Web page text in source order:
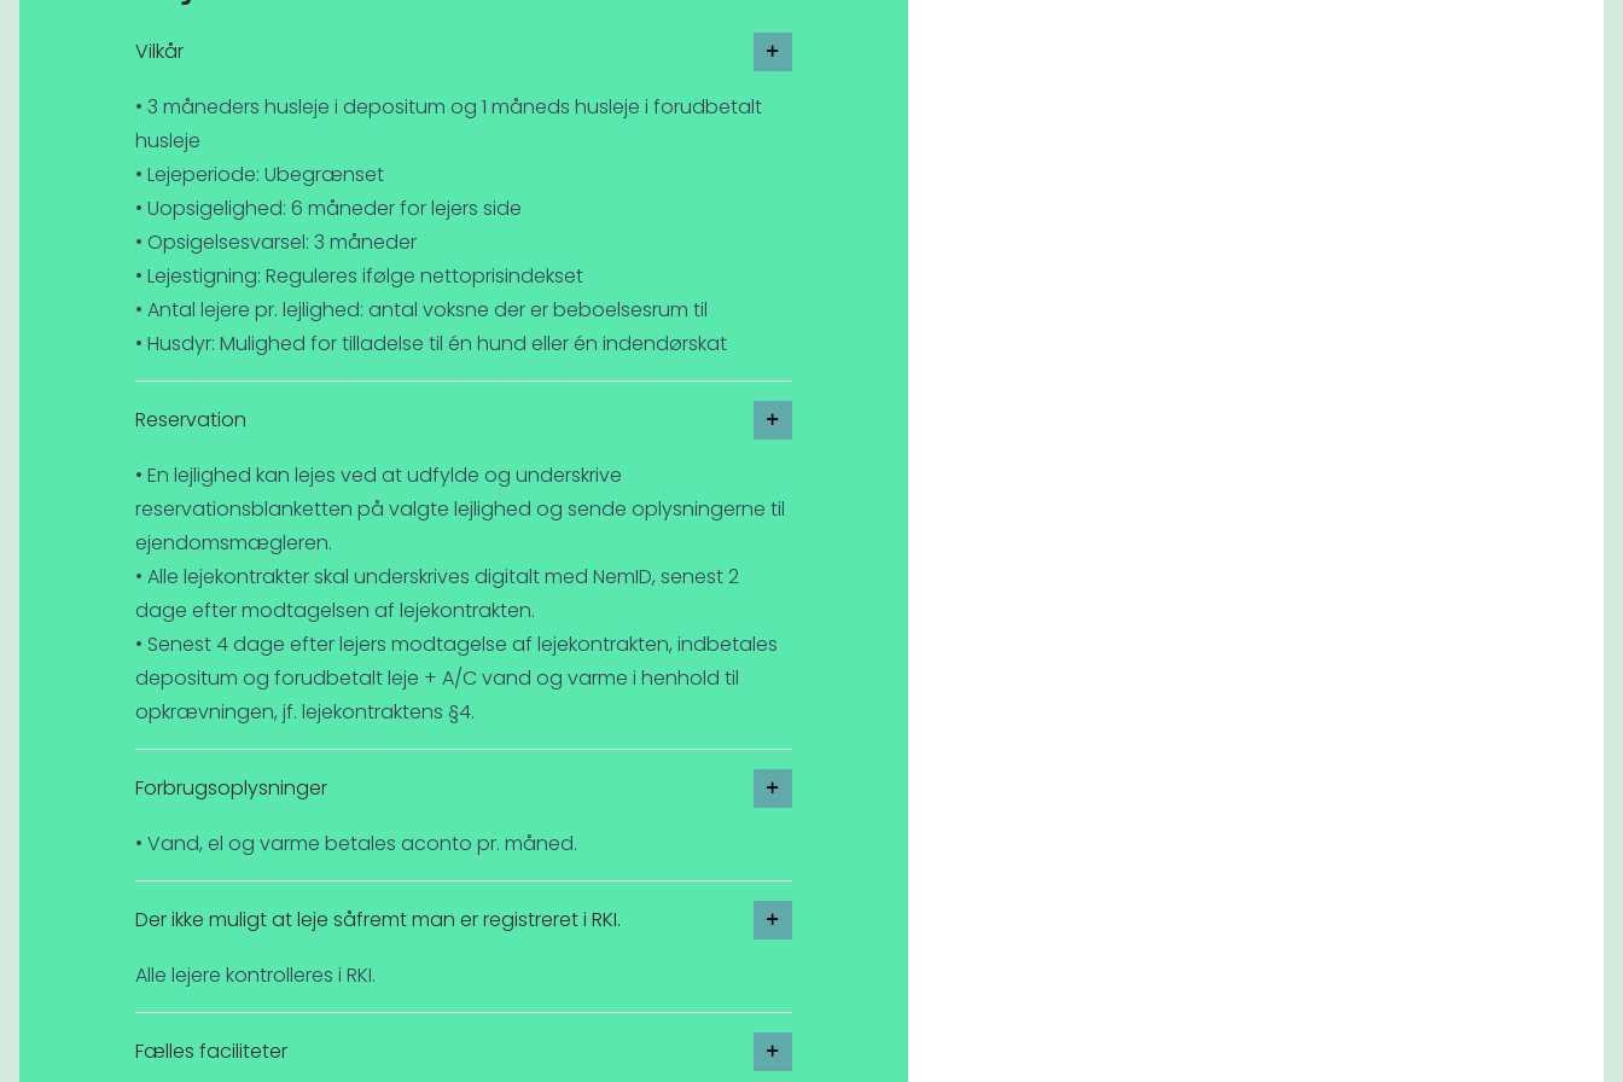
Vilkår
• 3 måneders husleje i depositum og 1 måneds husleje i forudbetalt
husleje
• Lejeperiode: Ubegrænset
• Uopsigelighed: 6 måneder for lejers side
• Opsigelsesvarsel: 3 måneder
• Lejestigning: Reguleres ifølge nettoprisindekset
• Antal lejere pr. lejlighed: antal voksne der er beboelsesrum til
• Husdyr: Mulighed for tilladelse til én hund eller én indendørskat
Reservation
• En lejlighed kan lejes ved at udfylde og underskrive
reservationsblanketten på valgte lejlighed og sende oplysningerne til
ejendomsmægleren.
• Alle lejekontrakter skal underskrives digitalt med NemID, senest 2
dage efter modtagelsen af lejekontrakten.
• Senest 4 dage efter lejers modtagelse af lejekontrakten, indbetales
depositum og forudbetalt leje + A/C vand og varme i henhold til
opkrævningen, jf. lejekontraktens §4.
Forbrugsoplysninger
• Vand, el og varme betales aconto pr. måned.
Der ikke muligt at leje såfremt man er registreret i RKI.
Alle lejere kontrolleres i RKI.
Fælles faciliteter